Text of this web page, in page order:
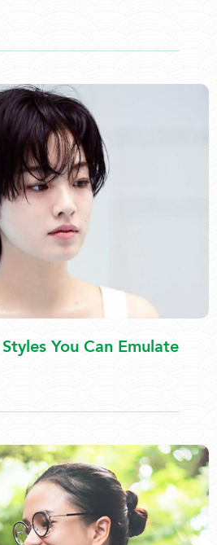
You Can Emulate